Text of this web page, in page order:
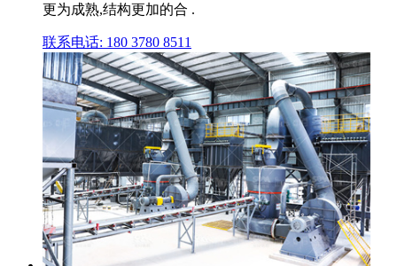
更为成熟,结构更加的合 .
联系电话: 180 3780 8511